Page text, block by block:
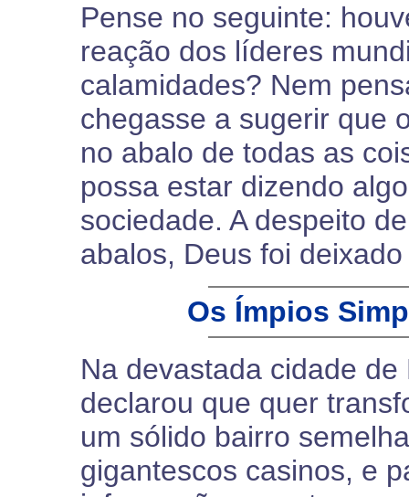
Pense no seguinte:
reação dos líderes
calamidades? Nem
chegasse a sugerir que
no abalo de todas as
possa estar dizendo
sociedade. A despeito
abalos, Deus foi
Os Ímpios
Na devastada cidade
declarou que quer
um sólido bairro
gigantescos casinos, e